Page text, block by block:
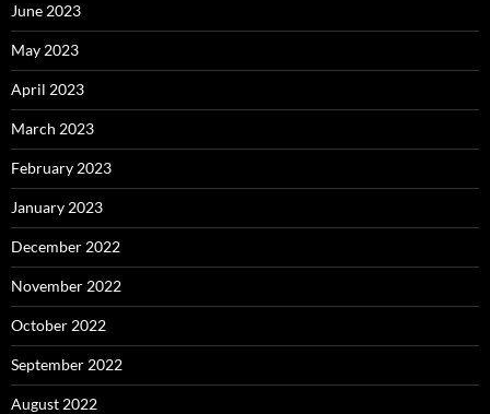
June 2023
May 2023
April 2023
March 2023
February 2023
January 2023
December 2022
November 2022
October 2022
September 2022
August 2022